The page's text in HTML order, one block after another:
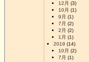
12月 (3)
10月 (1)
9月 (1)
7月 (2)
2月 (2)
1月 (1)
2019 (14)
10月 (2)
7月 (1)